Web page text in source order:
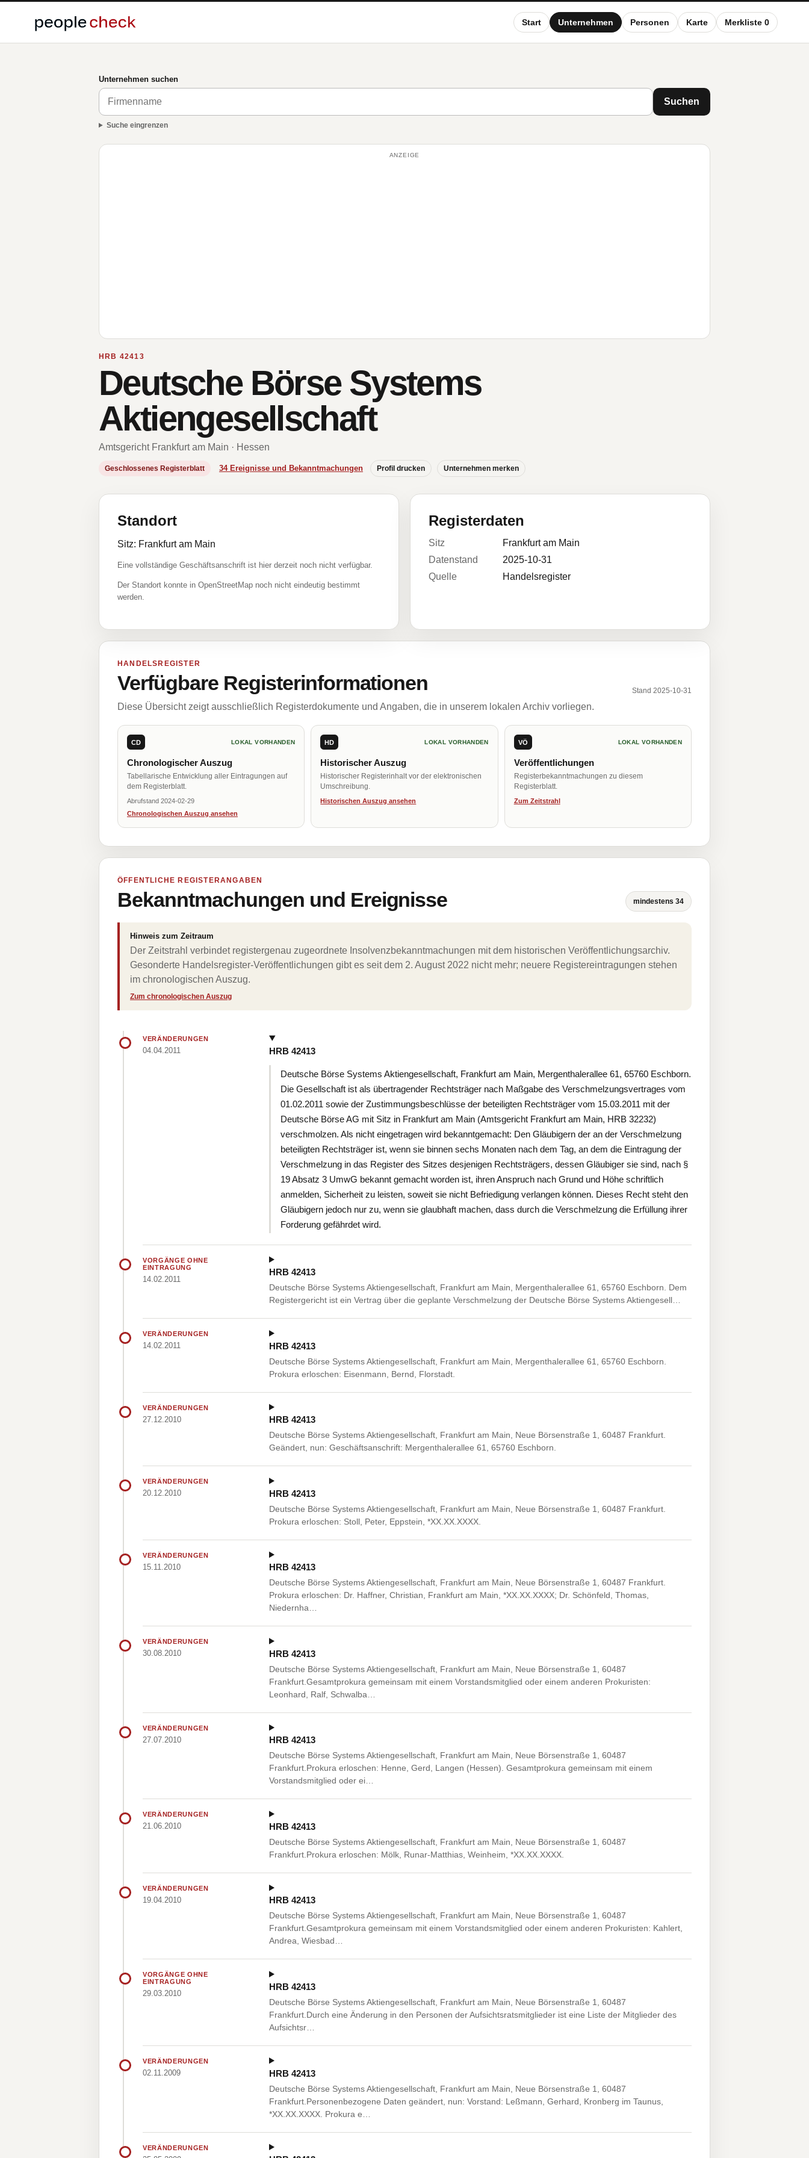
Start Unternehmen Personen Karte Merkliste 0
Unternehmen suchen
Suchen
Suche eingrenzen
ANZEIGE
HRB 42413
Deutsche Börse Systems
Aktiengesellschaft
Amtsgericht Frankfurt am Main · Hessen
Geschlossenes Registerblatt 34 Ereignisse und Bekanntmachungen Profil drucken Unternehmen merken
Standort
Sitz: Frankfurt am Main
Eine vollständige Geschäftsanschrift ist hier derzeit noch nicht verfügbar.
Der Standort konnte in OpenStreetMap noch nicht eindeutig bestimmt
werden.
Registerdaten
Sitz
Frankfurt am Main
Datenstand
2025-10-31
Quelle
Handelsregister
HANDELSREGISTER
Verfügbare Registerinformationen Stand 2025-10-31
Diese Übersicht zeigt ausschließlich Registerdokumente und Angaben, die in unserem lokalen Archiv vorliegen.
CD LOKAL VORHANDEN
Chronologischer Auszug
Tabellarische Entwicklung aller Eintragungen auf
dem Registerblatt.
Abrufstand 2024-02-29
Chronologischen Auszug ansehen
HD LOKAL VORHANDEN
Historischer Auszug
Historischer Registerinhalt vor der elektronischen
Umschreibung.
Historischen Auszug ansehen
VÖ LOKAL VORHANDEN
Veröffentlichungen
Registerbekanntmachungen zu diesem
Registerblatt.
Zum Zeitstrahl
ÖFFENTLICHE REGISTERANGABEN
Bekanntmachungen und Ereignisse mindestens 34
Hinweis zum Zeitraum
Der Zeitstrahl verbindet registergenau zugeordnete Insolvenzbekanntmachungen mit dem historischen Veröffentlichungsarchiv.
Gesonderte Handelsregister-Veröffentlichungen gibt es seit dem 2. August 2022 nicht mehr; neuere Registereintragungen stehen
im chronologischen Auszug.
Zum chronologischen Auszug
VERÄNDERUNGEN
04.04.2011 HRB 42413
Deutsche Börse Systems Aktiengesellschaft, Frankfurt am Main, Mergenthalerallee 61, 65760 Eschborn.
Die Gesellschaft ist als übertragender Rechtsträger nach Maßgabe des Verschmelzungsvertrages vom
01.02.2011 sowie der Zustimmungsbeschlüsse der beteiligten Rechtsträger vom 15.03.2011 mit der
Deutsche Börse AG mit Sitz in Frankfurt am Main (Amtsgericht Frankfurt am Main, HRB 32232)
verschmolzen. Als nicht eingetragen wird bekanntgemacht: Den Gläubigern der an der Verschmelzung
beteiligten Rechtsträger ist, wenn sie binnen sechs Monaten nach dem Tag, an dem die Eintragung der
Verschmelzung in das Register des Sitzes desjenigen Rechtsträgers, dessen Gläubiger sie sind, nach §
19 Absatz 3 UmwG bekannt gemacht worden ist, ihren Anspruch nach Grund und Höhe schriftlich
anmelden, Sicherheit zu leisten, soweit sie nicht Befriedigung verlangen können. Dieses Recht steht den
Gläubigern jedoch nur zu, wenn sie glaubhaft machen, dass durch die Verschmelzung die Erfüllung ihrer
Forderung gefährdet wird.
VORGÄNGE OHNE
EINTRAGUNG
14.02.2011
HRB 42413
Deutsche Börse Systems Aktiengesellschaft, Frankfurt am Main, Mergenthalerallee 61, 65760 Eschborn. Dem
Registergericht ist ein Vertrag über die geplante Verschmelzung der Deutsche Börse Systems Aktiengesell…
VERÄNDERUNGEN
14.02.2011 HRB 42413
Deutsche Börse Systems Aktiengesellschaft, Frankfurt am Main, Mergenthalerallee 61, 65760 Eschborn.
Prokura erloschen: Eisenmann, Bernd, Florstadt.
VERÄNDERUNGEN
27.12.2010 HRB 42413
Deutsche Börse Systems Aktiengesellschaft, Frankfurt am Main, Neue Börsenstraße 1, 60487 Frankfurt.
Geändert, nun: Geschäftsanschrift: Mergenthalerallee 61, 65760 Eschborn.
VERÄNDERUNGEN
20.12.2010 HRB 42413
Deutsche Börse Systems Aktiengesellschaft, Frankfurt am Main, Neue Börsenstraße 1, 60487 Frankfurt.
Prokura erloschen: Stoll, Peter, Eppstein, *XX.XX.XXXX.
VERÄNDERUNGEN
15.11.2010 HRB 42413
Deutsche Börse Systems Aktiengesellschaft, Frankfurt am Main, Neue Börsenstraße 1, 60487 Frankfurt.
Prokura erloschen: Dr. Haffner, Christian, Frankfurt am Main, *XX.XX.XXXX; Dr. Schönfeld, Thomas,
Niedernha…
VERÄNDERUNGEN
30.08.2010 HRB 42413
Deutsche Börse Systems Aktiengesellschaft, Frankfurt am Main, Neue Börsenstraße 1, 60487
Frankfurt.Gesamtprokura gemeinsam mit einem Vorstandsmitglied oder einem anderen Prokuristen:
Leonhard, Ralf, Schwalba…
VERÄNDERUNGEN
27.07.2010 HRB 42413
Deutsche Börse Systems Aktiengesellschaft, Frankfurt am Main, Neue Börsenstraße 1, 60487
Frankfurt.Prokura erloschen: Henne, Gerd, Langen (Hessen). Gesamtprokura gemeinsam mit einem
Vorstandsmitglied oder ei…
VERÄNDERUNGEN
21.06.2010 HRB 42413
Deutsche Börse Systems Aktiengesellschaft, Frankfurt am Main, Neue Börsenstraße 1, 60487
Frankfurt.Prokura erloschen: Mölk, Runar-Matthias, Weinheim, *XX.XX.XXXX.
VERÄNDERUNGEN
19.04.2010 HRB 42413
Deutsche Börse Systems Aktiengesellschaft, Frankfurt am Main, Neue Börsenstraße 1, 60487
Frankfurt.Gesamtprokura gemeinsam mit einem Vorstandsmitglied oder einem anderen Prokuristen: Kahlert,
Andrea, Wiesbad…
VORGÄNGE OHNE
EINTRAGUNG
29.03.2010
HRB 42413
Deutsche Börse Systems Aktiengesellschaft, Frankfurt am Main, Neue Börsenstraße 1, 60487
Frankfurt.Durch eine Änderung in den Personen der Aufsichtsratsmitglieder ist eine Liste der Mitglieder des
Aufsichtsr…
VERÄNDERUNGEN
02.11.2009 HRB 42413
Deutsche Börse Systems Aktiengesellschaft, Frankfurt am Main, Neue Börsenstraße 1, 60487
Frankfurt.Personenbezogene Daten geändert, nun: Vorstand: Leßmann, Gerhard, Kronberg im Taunus,
*XX.XX.XXXX. Prokura e…
VERÄNDERUNGEN